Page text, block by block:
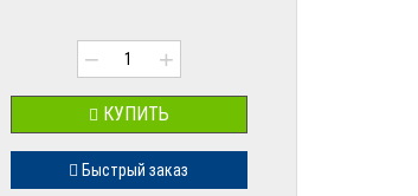
− +
КУПИТЬ
Быстрый заказ